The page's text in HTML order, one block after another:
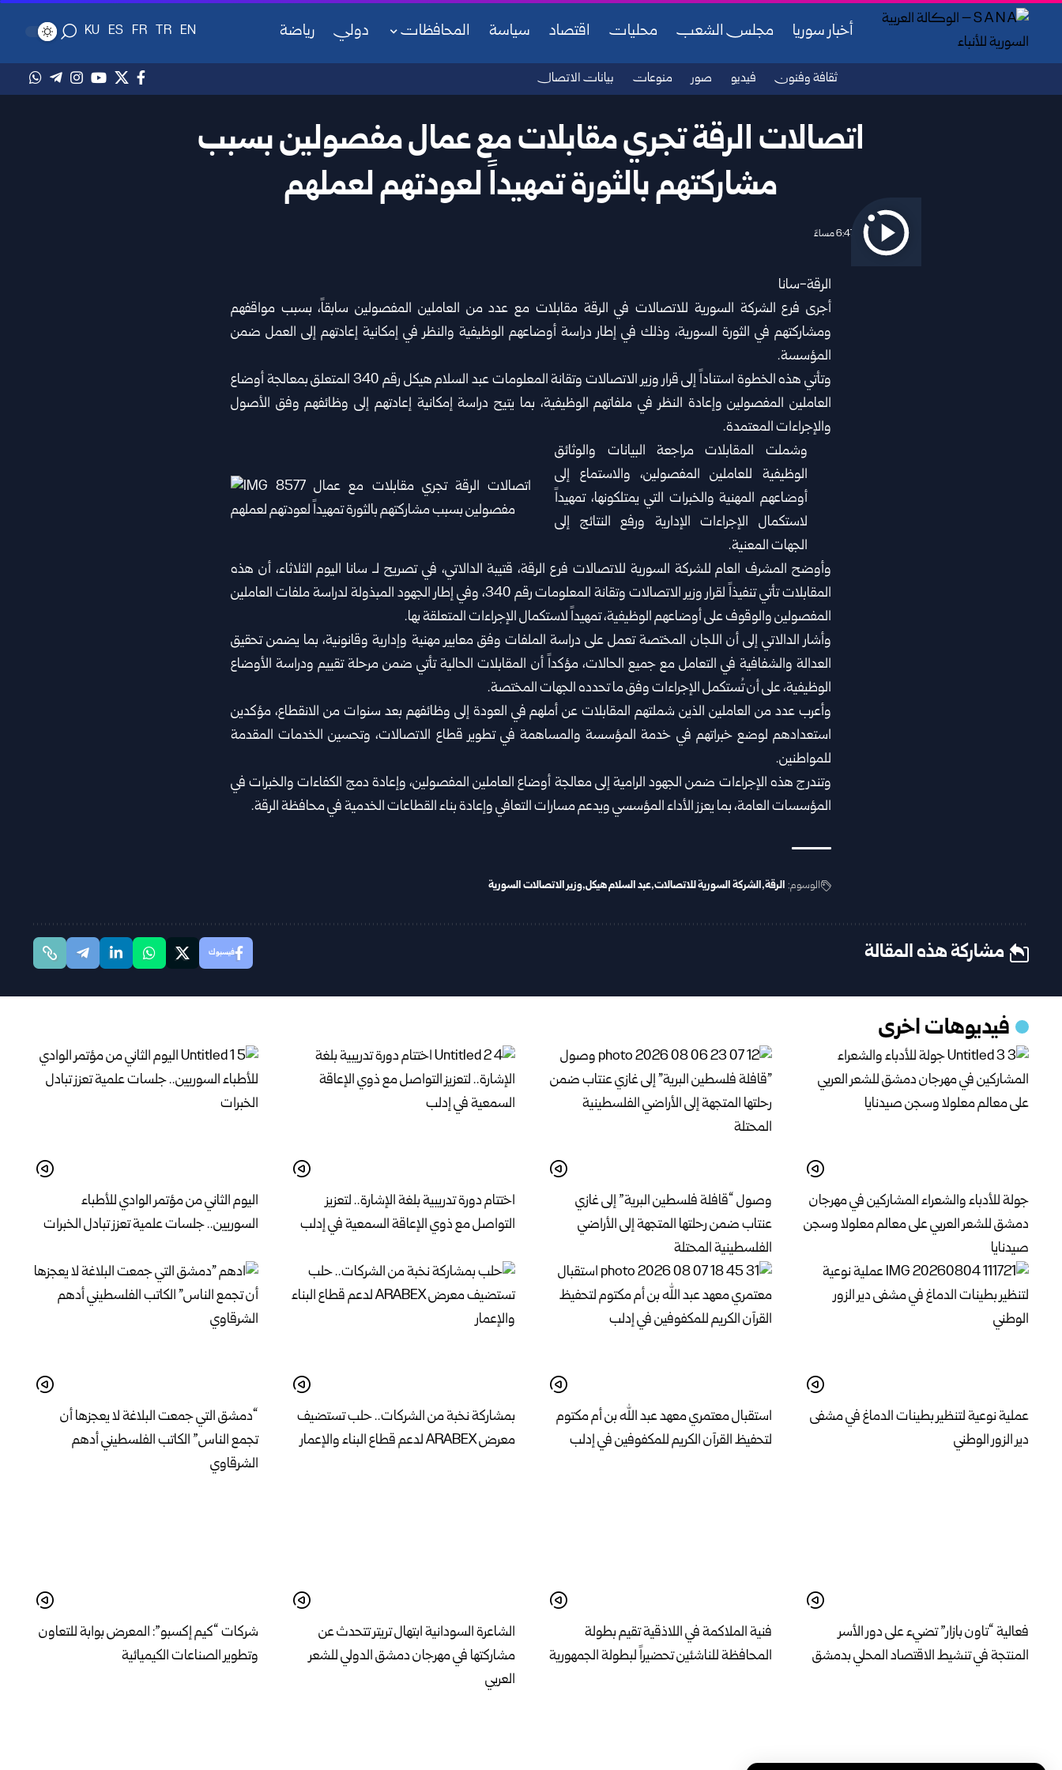
أخبار سوريا مجلس الشعب محليات اقتصاد سياسة المحافظات دولي رياضة EN
TR
FR
ES
KU
ثقافة وفنون فيديو صور منوعات بيانات الاتصال
اتصالات الرقة تجري مقابلات مع عمال مفصولين بسبب
مشاركتهم بالثورة تمهيداً لعودتهم لعملهم
2026/06/23 6:47 مساءً
الرقة-سانا
أجرى فرع الشركة السورية للاتصالاتفي الرقة مقابلات مع عدد من العاملين المفصولين سابقاً، بسبب مواقفهم
ومشاركتهم في الثورة السورية، وذلك في إطار دراسة أوضاعهم الوظيفية والنظر في إمكانية إعادتهم إلى العمل ضمن
المؤسسة.
وتأتي هذه الخطوة استناداً إلى قراروزير الاتصالات
وتقانة المعلومات عبد السلام هيكل رقم 340 المتعلق بمعالجة أوضاع
العاملين المفصولين وإعادة النظر في ملفاتهم الوظيفية، بما يتيح دراسة إمكانية إعادتهم إلى وظائفهم وفق الأصول
والإجراءات المعتمدة.
وشملت المقابلات مراجعة البيانات والوثائق
الوظيفية للعاملين المفصولين، والاستماع إلى
أوضاعهم المهنية والخبرات التي يمتلكونها، تمهيداً
لاستكمال الإجراءات الإدارية ورفع النتائج إلى
الجهات المعنية.
وأوضح المشرف العام للشركة السورية للاتصالات فرع الرقة، قتيبة الدالاتي، في تصريح لـ سانا اليوم الثلاثاء، أن هذه
المقابلات تأتي تنفيذاً لقرار وزير الاتصالات وتقانة المعلومات رقم 340، وفي إطار الجهود المبذولة لدراسة ملفات العاملين
المفصولين والوقوف على أوضاعهم الوظيفية، تمهيداً لاستكمال الإجراءات المتعلقة بها.
وأشار الدالاتي إلى أن اللجان المختصة تعمل على دراسة الملفات وفق معايير مهنية وإدارية وقانونية، بما يضمن تحقيق
العدالة والشفافية في التعامل مع جميع الحالات، مؤكداً أن المقابلات الحالية تأتي ضمن مرحلة تقييم ودراسة الأوضاع
الوظيفية، على أن تُستكمل الإجراءات وفق ما تحدده الجهات المختصة.
وأعرب عدد من العاملين الذين شملتهم المقابلات عن أملهم في العودة إلى وظائفهم بعد سنوات من الانقطاع، مؤكدين
استعدادهم لوضع خبراتهم في خدمة المؤسسة والمساهمة في تطوير قطاع الاتصالات، وتحسين الخدمات المقدمة
للمواطنين.
وتندرج هذه الإجراءات ضمن الجهود الرامية إلى معالجة أوضاع العاملين المفصولين، وإعادة دمج الكفاءات والخبرات في
المؤسسات العامة، بما يعزز الأداء المؤسسي ويدعم مسارات التعافي وإعادة بناء القطاعات الخدمية في محافظة الرقة.
الوسوم: الرقة الشركة السورية للاتصالات عبد السلام هيكل وزير الاتصالات السورية
مشاركة هذه المقالة فيسبوك
فيديوهات اخرى
جولة للأدباء والشعراء المشاركين في مهرجان
دمشق للشعر العربي على معالم معلولا وسجن
صيدنايا
وصول “قافلة فلسطين البرية” إلى غازي
عنتاب ضمن رحلتها المتجهة إلى الأراضي
الفلسطينية المحتلة
اختتام دورة تدريبية بلغة الإشارة.. لتعزيز
التواصل مع ذوي الإعاقة السمعية في إدلب
اليوم الثاني من مؤتمر الوادي للأطباء
السوريين.. جلسات علمية تعزز تبادل الخبرات
عملية نوعية لتنظير بطينات الدماغ في مشفى
دير الزور الوطني
استقبال معتمري معهد عبد الله بن أم مكتوم
لتحفيظ القرآن الكريم للمكفوفين في إدلب
بمشاركة نخبة من الشركات.. حلب تستضيف
معرض ARABEX لدعم قطاع البناء والإعمار
“دمشق التي جمعت البلاغة لا يعجزها أن
تجمع الناس” الكاتب الفلسطيني أدهم
الشرقاوي
فعالية “تاون بازار” تضيء على دور الأسر
المنتجة في تنشيط الاقتصاد المحلي بدمشق
فنية الملاكمة في اللاذقية تقيم بطولة
المحافظة للناشئين تحضيراً لبطولة الجمهورية
الشاعرة السودانية ابتهال تريتر تتحدث عن
مشاركتها في مهرجان دمشق الدولي للشعر
العربي
شركات “كيم إكسبو”: المعرض بوابة للتعاون
وتطوير الصناعات الكيميائية